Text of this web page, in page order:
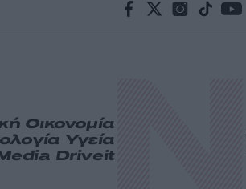
Οικονομία
Υγεία
Driveit